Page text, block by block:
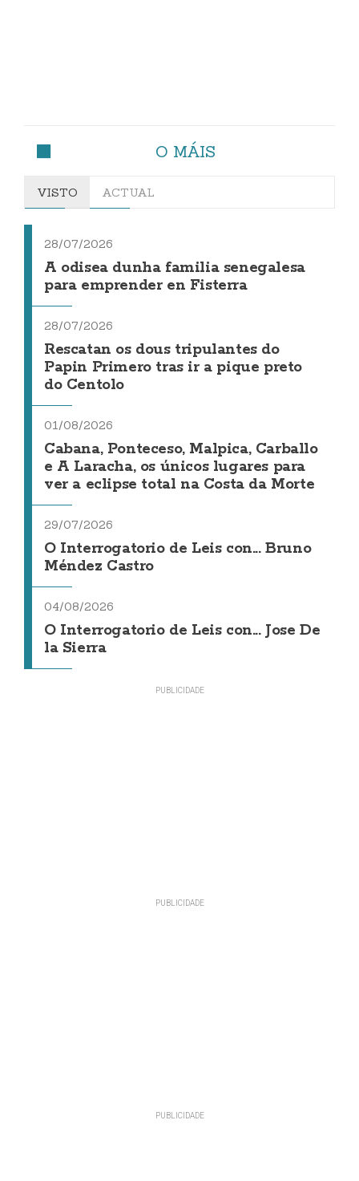
O MÁIS
VISTO ACTUAL
28/07/2026
A odisea dunha familia senegalesa
para emprender en Fisterra
28/07/2026
Rescatan os dous tripulantes do
Papin Primero tras ir a pique preto
do Centolo
01/08/2026
Cabana, Ponteceso, Malpica, Carballo
e A Laracha, os únicos lugares para
ver a eclipse total na Costa da Morte
29/07/2026
O Interrogatorio de Leis con... Bruno
Méndez Castro
04/08/2026
O Interrogatorio de Leis con... Jose De
la Sierra